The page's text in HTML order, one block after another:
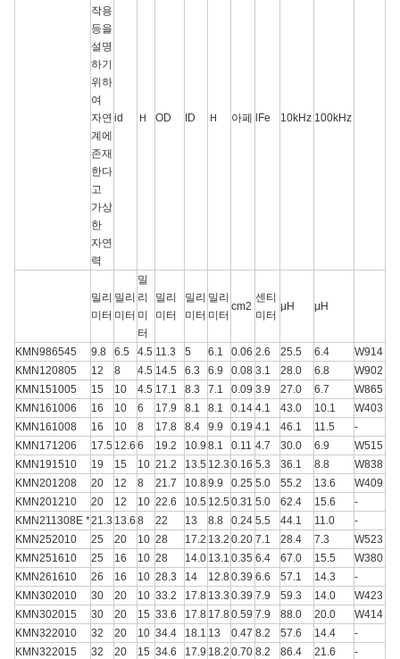
작용
등을
설명
하기
위하
여
자연
계에
존재
한다
고
가상
한
자연
력
id Ｈ OD ID Ｈ 아페 lFe 10kHz 100kHz
밀리
미터
밀리
미터
밀
리
미
터
밀리
미터
밀리
미터
밀리
미터
cm2
센티
미터
μH μH
KMN986545 9.8 6.5 4.5 11.3 5 6.1 0.06 2.6 25.5 6.4
W914
KMN120805
12 8 4.5 14.5 6.3 6.9 0.08 3.1 28.0 6.8
W902
KMN151005
15 10 4.5 17.1 8.3 7.1 0.09 3.9 27.0 6.7
W865
KMN161006
16 10 6 17.9 8.1 8.1 0.14 4.1 43.0 10.1
W403
KMN161008
16 10 8 17.8 8.4 9.9 0.19 4.1 46.1 11.5
-
KMN171206
17.5 12.6 6 19.2 10.9 8.1 0.11 4.7 30.0 6.9
W515
KMN191510
19 15 10 21.2 13.5 12.3 0.16 5.3 36.1 8.8
W838
KMN201208
20 12 8 21.7 10.89.9 0.25 5.0 55.2 13.6
W409
KMN201210
20 12 10 22.6 10.5 12.5 0.31 5.0 62.4 15.6
-
KMN211308E *21.3 13.6 8 22 13 8.8 0.24 5.5 44.1 11.0
-
KMN252010
25 20 10 28 17.2 13.2 0.20 7.1 28.4 7.3
W523
KMN251610
25 16 10 28 14.0 13.1 0.35 6.4 67.0 15.5
W380
KMN261610
26 16 10 28.3 14 12.80.39 6.6 57.1 14.3
-
KMN302010
30 20 10 33.2 17.8 13.3 0.39 7.9 59.3 14.0
W423
KMN302015
30 20 15 33.6 17.8 17.80.59 7.9 88.0 20.0
W414
KMN322010
32 20 10 34.4 18.1 13 0.47 8.2 57.6 14.4
-
KMN322015
32 20 15 34.6 17.9 18.2 0.70 8.2 86.4 21.6 -